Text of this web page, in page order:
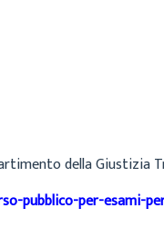
della Giustizia
pubblico-per-